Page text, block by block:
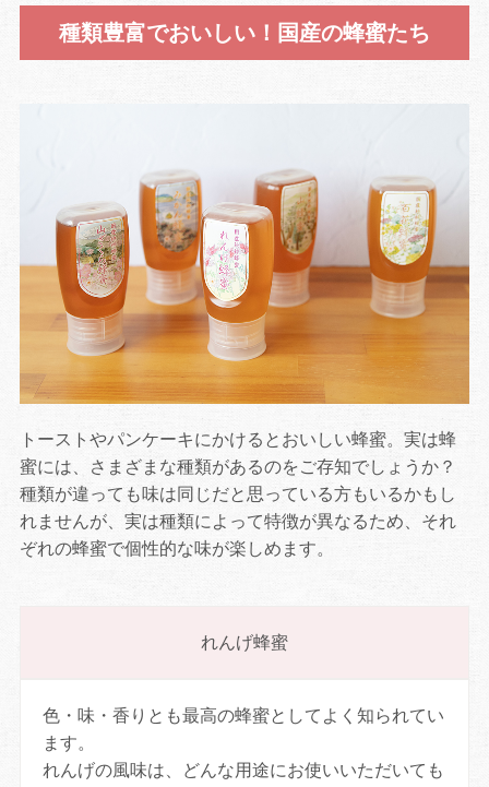
種類豊富でおいしい！国産の蜂蜜たち
トーストやパンケーキにかけるとおいしい蜂蜜。実は蜂
蜜には、さまざまな種類があるのをご存知でしょうか？
種類が違っても味は同じだと思っている方もいるかもし
れませんが、実は種類によって特徴が異なるため、それ
ぞれの蜂蜜で個性的な味が楽しめます。
れんげ蜂蜜
色・味・香りとも最高の蜂蜜としてよく知られてい
ます。
れんげの風味は、どんな用途にお使いいただいても